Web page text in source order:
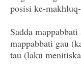
posisi ke-
Sadda
mappabbati gau
tau (laku